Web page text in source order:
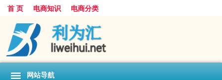
首 页 电商知识 电商分类
网站导航